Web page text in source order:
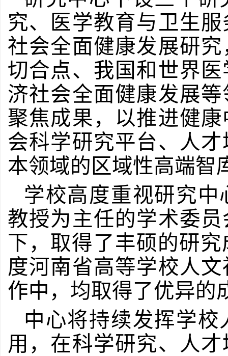
究、医学教育与卫生
社会全面健康发展研
切合点、我国和世界
济社会全面健康发展
聚焦成果，以推进健
会科学研究平台、人
本领域的区域性高端智
学校高度重视研究
教授为主任的学术委
下，取得了丰硕的研
度河南省高等学校人
作中，均取得了优异的
中心将持续发挥学
用，在科学研究、人